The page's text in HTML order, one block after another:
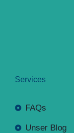
Services
FAQs
Unser Blog